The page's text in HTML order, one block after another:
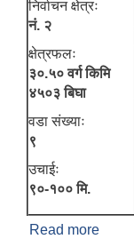
निर्वाचन क्षेत्रः
नं. २
क्षेत्रफलः
३०.५० वर्ग किमि
४५०३ बिघा
वडा संख्याः
९
उचाईः
९०-१०० मि.
Read more